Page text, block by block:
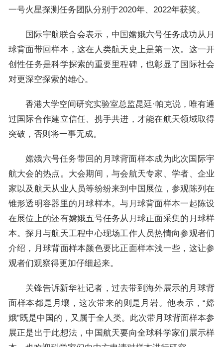
一号火星探测任务团队分别于2020年、2022年获奖。
国际宇航联合会表示，中国嫦娥六号任务成功从月
球背面带回样本，这在人类航天史上是第一次。这一开
创性任务是科学探索的重要里程碑，也彰显了国际社会
对更深空探索的雄心。
香港大学空间研究实验室总监昆廷·帕克说，唯有通
过国际合作建立信任、携手共进，才能在航天领域取得
突破，否则将一事无成。
嫦娥六号任务带回的月球背面样本成为此次国际宇
航大会的热点。大会期间，与会航天专家、学者、企业
家以及航天从业人员等纷纷来到中国展位，参观陈列在
锥形透明容器里的月球样本。与月球背面样本一起陈设
在展位上的还有嫦娥五号任务从月球正面采集的月球样
本。探月与航天工程中心现场工作人员热情向参观者们
介绍，月球背面样本颜色要比正面样本浅一些，这让参
观者们观察得更加仔细起来。
关锋告诉新华社记者，过去带到海外展示的月球背
面样本都是月壤，这次带来的则是月岩。他表示，“嫦
娥”既是中国的，又属于全人类。此次带月球背面样本参
展正是出于此想法，中国航天要向全球科学家们展示样